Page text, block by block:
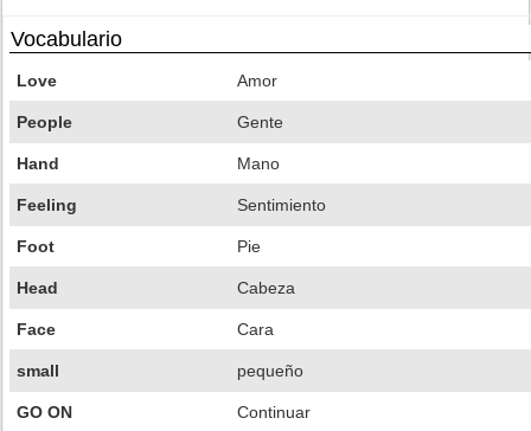
Vocabulario
Love Amor
People Gente
Hand Mano
Feeling Sentimiento
Foot Pie
Head Cabeza
Face Cara
small pequeño
GO ON Continuar